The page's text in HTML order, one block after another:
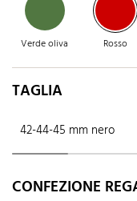
Verde oliva Rosso
TAGLIA
42-44-45 mm nero
CONFEZIONE